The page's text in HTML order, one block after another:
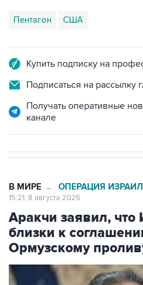
Пентагон США
Купить подписку на
Подписаться на рассылку
Получать оперативные
канале
В МИРЕ → ОПЕРАЦИЯ
15:21, 8 августа 2026
Аракчи заявил,
близки к
Ормузскому